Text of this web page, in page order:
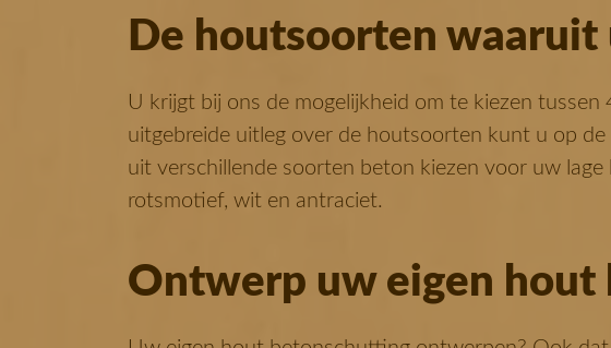
De houtsoorten waaruit
U krijgt bij ons de mogelijkheid om te kiezen tussen
uitgebreide uitleg over de houtsoorten kunt u op
uit verschillende soorten beton kiezen voor uw
rotsmotief, wit en antraciet.
Ontwerp uw eigen hout